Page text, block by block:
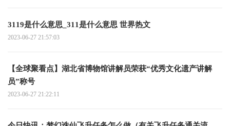
3119是什么意思_311是什么意思 世界热文
2023-06-27 21:57:03
【全球聚看点】湖北省博物馆讲解员荣获“优秀文化遗产讲解
员”称号
2023-06-27 21:22:11